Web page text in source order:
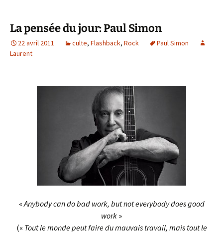
La pensée du jour: Paul Simon
22 avril 2011 culte, Flashback, Rock
Paul Simon
Laurent
«Anybody can do bad work, but not everybody does good
work »
(« Tout le monde peut faire du mauvais travail, mais tout le